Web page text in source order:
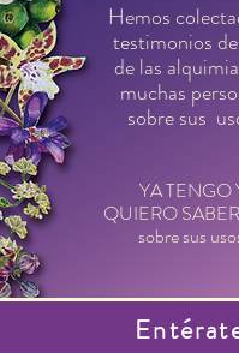
YA TENGO
QUIERO
sobre sus
Hemos
testimonios
de las
muchas
sobre sus